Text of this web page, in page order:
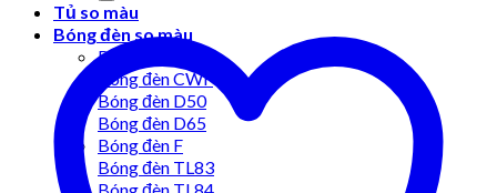
Tủ so màu
Bóng đèn so màu
Bóng đèn A
Bóng đèn CWF
Bóng đèn D50
Bóng đèn D65
Bóng đèn F
Bóng đèn TL83